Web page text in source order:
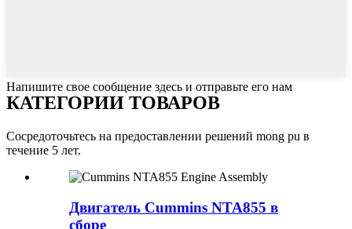
Напишите свое сообщение здесь и отправьте его нам
КАТЕГОРИИ ТОВАРОВ
Сосредоточьтесь на предоставлении решений mong pu в
течение 5 лет.
Двигатель Cummins NTA855 в
сборе